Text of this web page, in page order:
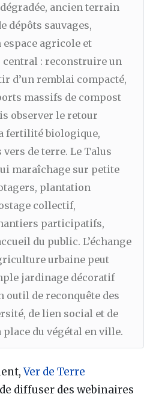
ancien terrain
dépôts sauvages,
agricole et
central : reconstruire un
d’un remblai compacté,
massifs de compost
observer le retour
fertilité biologique,
de terre. Le Talus
maraîchage sur petite
plantation
collectif,
participatifs,
du public. L’échange
urbaine peut
jardinage décoratif
outil de reconquête des
de lien social et de
du végétal en ville.
Ver de Terre
diffuser des webinaires